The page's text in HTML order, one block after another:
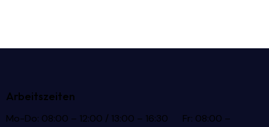
Arbeitszeiten
Mo-Do: 08:00 – 12:00 / 13:00 – 16:30 Fr: 08:00 –